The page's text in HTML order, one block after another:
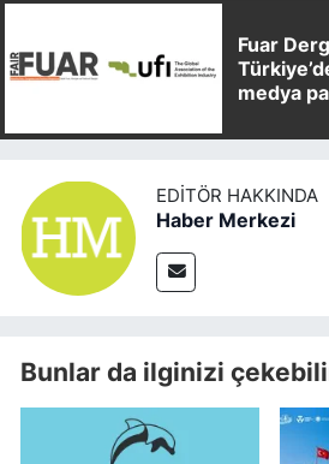
Fuar
medya
EDITÖR HAKKINDA
Haber Merkezi
Bunlar da ilginizi